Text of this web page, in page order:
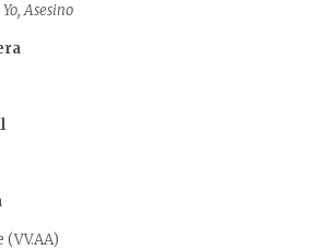
Yo, Asesino
(VV.AA)